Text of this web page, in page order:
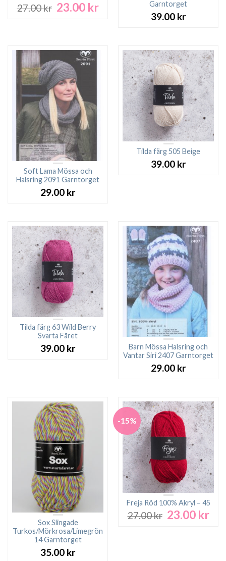
27.00kr Det
23.00 krDet
Garntorget
39.00 kr
Soft Lama Mössa och
Halsring 2091 Garntorget
29.00 kr
Tilda färg 505 Beige
39.00 kr
Tilda färg 63 Wild Berry
Svarta Fåret
39.00 kr
Barn Mössa Halsring och
Vantar Siri 2407 Garntorget
29.00 kr
Sox Slingade
Turkos/Mörkrosa/Limegrön
14 Garntorget
35.00 kr
-15%
Freja Röd 100% Akryl – 45
27.00kr Det
23.00 krDet